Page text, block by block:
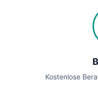
Kostenlose